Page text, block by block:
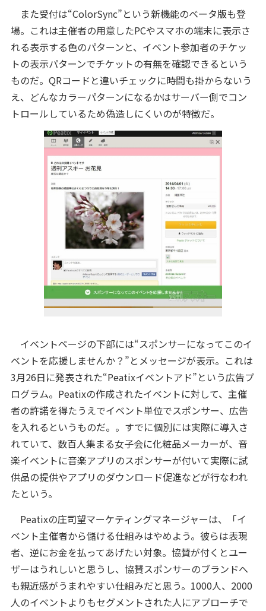
また受付は“ColorSync”という新機能のベータ版も登
場。これは主催者の用意したPCやスマホの端末に表示さ
れる表示する色のパターンと、イベント参加者のチケッ
トの表示パターンでチケットの有無を確認できるという
ものだ。QRコードと違いチェックに時間も掛からないう
え、どんなカラーパターンになるかはサーバー側でコン
トロールしているため偽造しにくいのが特徴だ。
イベントページの下部には“スポンサーになってこのイ
ベントを応援しませんか？”とメッセージが表示。これは
3月26日に発表された“Peatixイベントアド”という広告プ
ログラム。Peatixの作成されたイベントに対して、主催
者の許諾を得たうえでイベント単位でスポンサー、広告
を入れるというものだ。。すでに個別には実際に導入さ
れていて、数百人集まる女子会に化粧品メーカーが、音
楽イベントに音楽アプリのスポンサーが付いて実際に試
供品の提供やアプリのダウンロード促進などが行なわれ
たという。
Peatixの庄司望マーケティングマネージャーは、「イ
ベント主催者から儲ける仕組みはやめよう。彼らは表現
者、逆にお金を払ってあげたい対象。協賛が付くとユー
ザーはうれしいと思うし、協賛スポンサーのブランドへ
も親近感がうまれやすい仕組みだと思う。1000人、2000
人のイベントよりもセグメントされた人にアプローチで